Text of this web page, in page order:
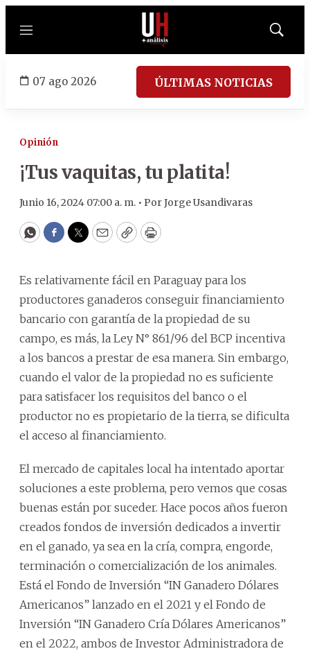
Menú
Mostrar
07 ago 2026 ÚLTIMAS NOTICIAS
Opinión
¡Tus vaquitas, tu platita!
Junio 16, 2024 07:00 a. m. • PorJorge Usandivaras
WhatsApp
Facebook
Twitter
EmailCopyPrint
Es relativamente fácil en Paraguay para los
productores ganaderos conseguir financiamiento
bancario con garantía de la propiedad de su
campo, es más, la Ley N° 861/96 del BCP incentiva
a los bancos a prestar de esa manera. Sin embargo,
cuando el valor de la propiedad no es suficiente
para satisfacer los requisitos del banco o el
productor no es propietario de la tierra, se dificulta
el acceso al financiamiento.
El mercado de capitales local ha intentado aportar
soluciones a este problema, pero vemos que cosas
buenas están por suceder. Hace pocos años fueron
creados fondos de inversión dedicados a invertir
en el ganado, ya sea en la cría, compra, engorde,
terminación o comercialización de los animales.
Está el Fondo de Inversión “IN Ganadero Dólares
Americanos” lanzado en el 2021 y el Fondo de
Inversión “IN Ganadero Cría Dólares Americanos”
en el 2022, ambos de Investor Administradora de